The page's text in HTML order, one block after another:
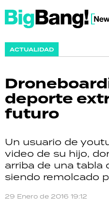
ACTUALIDAD
deporte
futuro
Un usuario de
video de su hijo,
arriba de una tabla
siendo remolcado
29 Enero de 2016 19:12
SHOW
POLICIALES
ECONOMÍA
GRAN
SALUD